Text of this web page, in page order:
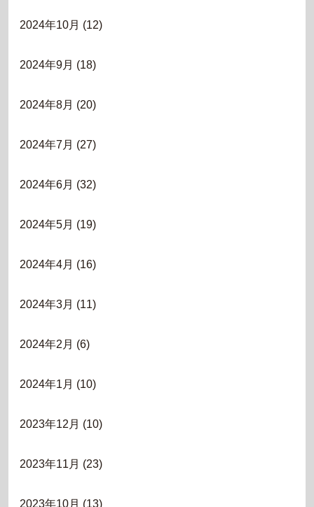
2024年10月 (12)
2024年9月 (18)
2024年8月 (20)
2024年7月 (27)
2024年6月 (32)
2024年5月 (19)
2024年4月 (16)
2024年3月 (11)
2024年2月 (6)
2024年1月 (10)
2023年12月 (10)
2023年11月 (23)
2023年10月 (13)